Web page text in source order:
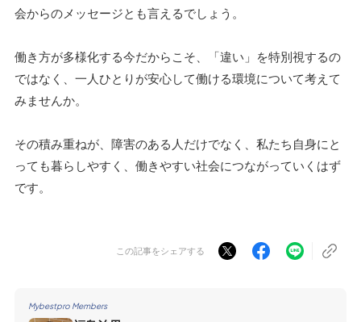
会からのメッセージとも言えるでしょう。
働き方が多様化する今だからこそ、「違い」を特別視するの
ではなく、一人ひとりが安心して働ける環境について考えて
みませんか。
その積み重ねが、障害のある人だけでなく、私たち自身にと
っても暮らしやすく、働きやすい社会につながっていくはず
です。
この記事をシェアする
Mybestpro Members